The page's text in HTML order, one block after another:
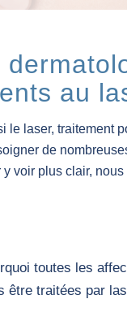
au
le laser, traitement
de
y voir plus clair,
toutes les
être traitées par